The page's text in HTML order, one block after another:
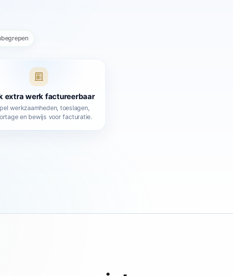
extra werk factureerbaar
werkzaamheden, toeslagen,
en bewijs voor facturatie.